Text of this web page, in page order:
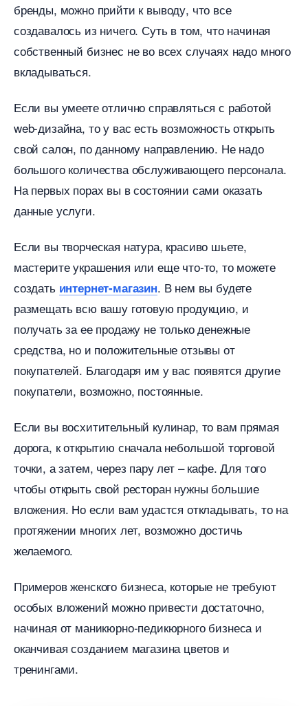
ренды, можно прийти к выводу, что все
создавалось из ничего. Суть в том, что начиная
собственный бизнес не во всех случаях надо много
кладываться.
Если вы умеете отлично справляться с работой
web-дизайна, то у вас есть возможность открыть
свой салон, по данному направлению. Не надо
ольшого количества обслуживающего персонала.
На первых порах вы в состоянии сами оказать
данные услуги.
Если вы творческая натура, красиво шьете,
мастерите украшения или еще что-то, то можете
создать интернет-магазин. В нем вы будете
размещать всю вашу готовую продукцию, и
получать за ее продажу не только денежные
средства, но и положительные отзывы от
покупателей. Благодаря им у вас появятся другие
покупатели, возможно, постоянные.
Если вы восхитительный кулинар, то вам прямая
дорога, к открытию сначала небольшой торговой
точки, а затем, через пару лет – кафе. Для того
чтобы открыть свой ресторан нужны большие
ложения. Но если вам удастся откладывать, то на
протяжении многих лет, возможно достичь
желаемого.
Примеров женского бизнеса, которые не требуют
особых вложений можно привести достаточно,
начиная от маникюрно-педикюрного бизнеса и
оканчивая созданием магазина цветов и
тренингами.